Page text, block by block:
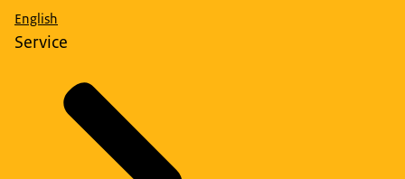
English
Service